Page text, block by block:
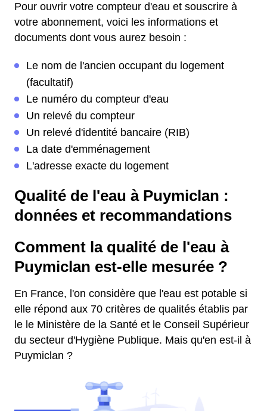
Pour ouvrir votre compteur d'eau et souscrire à
votre abonnement, voici les informations et
documents dont vous aurez besoin :
Le nom de l'ancien occupant du logement
(facultatif)
Le numéro du compteur d'eau
Un relevé du compteur
Un relevé d'identité bancaire (RIB)
La date d'emménagement
L'adresse exacte du logement
Qualité de l'eau à Puymiclan :
données et recommandations
Comment la qualité de l'eau à
Puymiclan est-elle mesurée ?
En France, l'on considère que l'eau est potable si
elle répond aux 70 critères de qualités établis par
le le Ministère de la Santé et le Conseil Supérieur
du secteur d'Hygiène Publique. Mais qu'en est-il à
Puymiclan ?